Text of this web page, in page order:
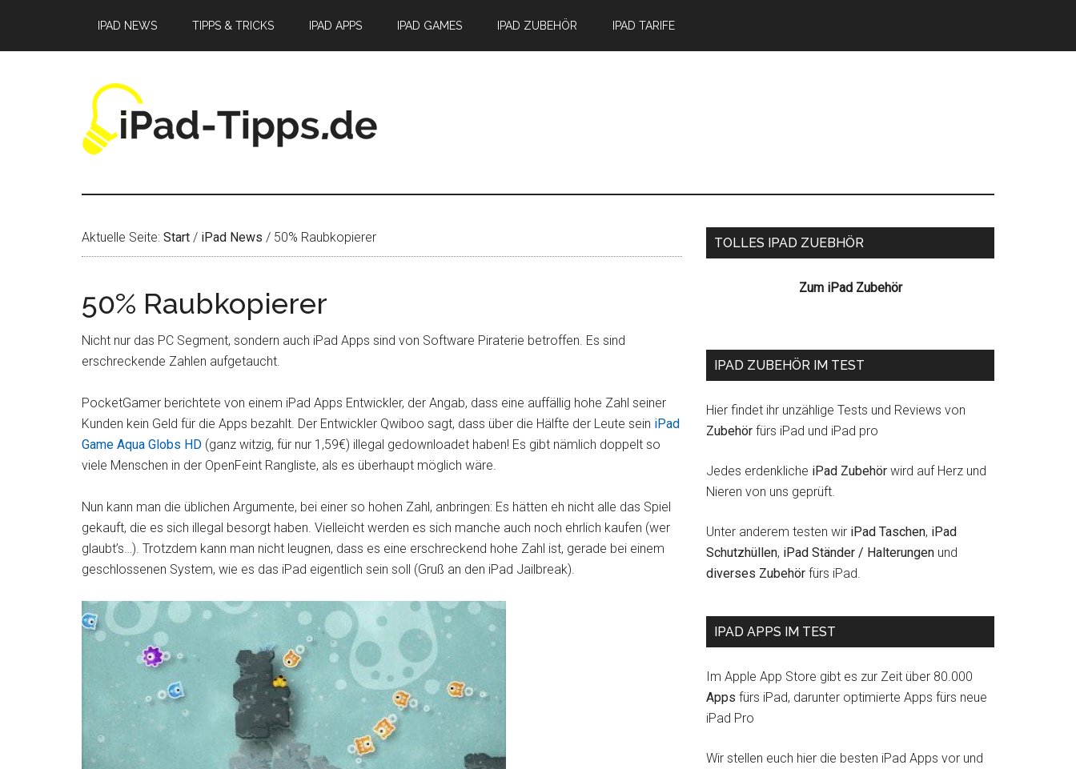
springen
springen
springen
IPAD NEWS TIPPS & TRICKS IPAD APPS IPAD GAMES IPAD ZUBEHÖR IPAD TARIFE
Aktuelle Seite: Start / iPad News / 50% Raubkopierer
50% Raubkopierer
Nicht nur das PC Segment, sondern auch iPad Apps sind von Software Piraterie betroffen. Es sind
erschreckende Zahlen aufgetaucht.
PocketGamer berichtete von einem iPad Apps Entwickler, der Angab, dass eine auffällig hohe Zahl seiner
Kunden kein Geld für die Apps bezahlt. Der Entwickler Qwiboo sagt, dass über die Hälfte der Leute sein iPad
Game Aqua Globs HD (ganz witzig, für nur 1,59€) illegal gedownloadet haben! Es gibt nämlich doppelt so
viele Menschen in der OpenFeint Rangliste, als es überhaupt möglich wäre.
Nun kann man die üblichen Argumente, bei einer so hohen Zahl, anbringen: Es hätten eh nicht alle das Spiel
gekauft, die es sich illegal besorgt haben. Vielleicht werden es sich manche auch noch ehrlich kaufen (wer
glaubt’s…). Trotzdem kann man nicht leugnen, dass es eine erschreckend hohe Zahl ist, gerade bei einem
geschlossenen System, wie es das iPad eigentlich sein soll (Gruß an den iPad Jailbreak).
Seitenspalte
TOLLES IPAD ZUEBHÖR
Zum iPad Zubehör
IPAD ZUBEHÖR IM TEST
Hier findet ihr unzählige Tests und Reviews von
Zubehör fürs iPad und iPad pro
Jedes erdenkliche iPad Zubehör wird auf Herz und
Nieren von uns geprüft.
Unter anderem testen wir iPad Taschen, iPad
Schutzhüllen, iPad Ständer / Halterungen und
diverses Zubehör fürs iPad.
IPAD APPS IM TEST
Im Apple App Store gibt es zur Zeit über 80.000
Apps fürs iPad, darunter optimierte Apps fürs neue
iPad Pro
Wir stellen euch hier die besten iPad Apps vor und